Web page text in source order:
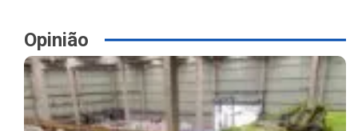
Opinião